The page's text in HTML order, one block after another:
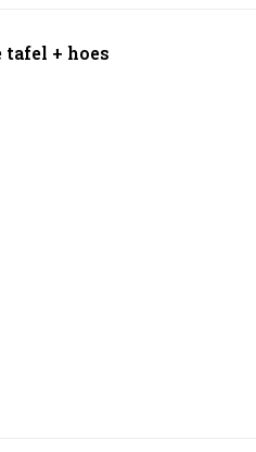
+ hoes